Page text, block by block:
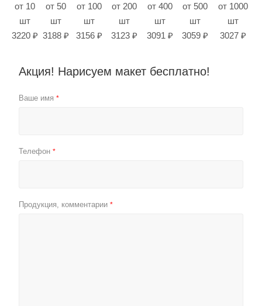
от 10
шт
3220 ₽
от 50
шт
3188 ₽
от 100
шт
3156 ₽
от 200
шт
3123 ₽
от 400
шт
3091 ₽
от 500
шт
3059 ₽
от 1000
шт
3027 ₽
Акция! Нарисуем макет бесплатно!
Ваше имя *
Телефон *
Продукция, комментарии *